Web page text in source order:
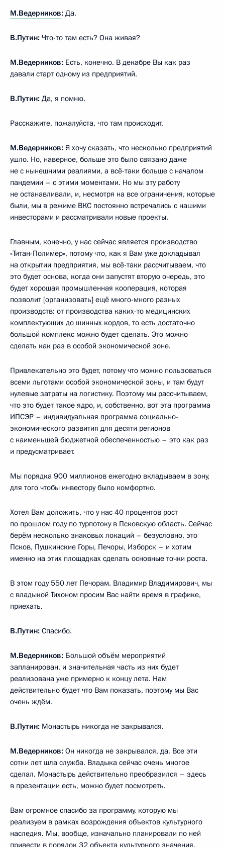
М.Ведерников: Да.
В.Путин: Что-то там есть? Она живая?
М.Ведерников: Есть, конечно. В декабре Вы как раз
давали старт одному из предприятий.
В.Путин: Да, я помню.
Расскажите, пожалуйста, что там происходит.
М.Ведерников: Я хочу сказать, что несколько предприятий
ушло. Но, наверное, больше это было связано даже
не с нынешними реалиями, а всё-таки больше с началом
пандемии – с этими моментами. Но мы эту работу
не останавливали, и, несмотря на все ограничения, которые
были, мы в режиме ВКС постоянно встречались с нашими
инвесторами и рассматривали новые проекты.
Главным, конечно, у нас сейчас является производство
«Титан-Полимер», потому что, как я Вам уже докладывал
на открытии предприятия, мы всё-таки рассчитываем, что
это будет основа, когда они запустят вторую очередь, это
будет хорошая промышленная кооперация, которая
позволит [организовать] ещё много-много разных
производств: от производства каких-то медицинских
комплектующих до шинных кордов, то есть достаточно
большой комплекс можно будет сделать. Это можно
сделать как раз в особой экономической зоне.
Привлекательно это будет, потому что можно пользоваться
всеми льготами особой экономической зоны, и там будут
нулевые затраты на логистику. Поэтому мы рассчитываем,
что это будет такое ядро, и, собственно, вот эта программа
ИПСЭР – индивидуальная программа социально-
экономического развития для десяти регионов
с наименьшей бюджетной обеспеченностью – это как раз
и предусматривает.
Мы порядка 900 миллионов ежегодно вкладываем в зону,
для того чтобы инвестору было комфортно.
Хотел Вам доложить, что у нас 40 процентов рост
по прошлом году по турпотоку в Псковскую область. Сейчас
берём несколько знаковых локаций – безусловно, это
Псков, Пушкинские Горы, Печоры, Изборск – и хотим
именно на этих площадках сделать основные точки роста.
В этом году 550 лет Печорам. Владимир Владимирович, мы
с владыкой Тихоном просим Вас найти время в графике,
приехать.
В.Путин: Спасибо.
М.Ведерников: Большой объём мероприятий
запланирован, и значительная часть из них будет
реализована уже примерно к концу лета. Нам
действительно будет что Вам показать, поэтому мы Вас
очень ждём.
В.Путин: Монастырь никогда не закрывался.
М.Ведерников: Он никогда не закрывался, да. Все эти
сотни лет шла служба. Владыка сейчас очень многое
сделал. Монастырь действительно преобразился – здесь
в презентации есть, можно будет посмотреть.
Вам огромное спасибо за программу, которую мы
реализуем в рамках возрождения объектов культурного
наследия. Мы, вообще, изначально планировали по ней